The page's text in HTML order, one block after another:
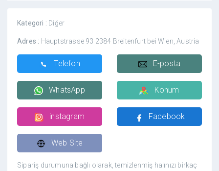
Kategori : Diğer
Adres : Hauptstrasse 93 2384 Breitenfurt bei Wien, Austria
Telefon E-posta
WhatsApp Konum
instagram Facebook
Web Site
Sipariş durumuna bağlı olarak, temizlenmiş halınızı birkaç